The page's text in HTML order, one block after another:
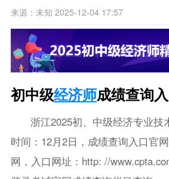
来源：未知 2025-12-04 17:57
初中级经济师成绩查询
浙江2025初、中级经济专业技
时间：12月2日，成绩查询入口官
网，入口网址：http: //